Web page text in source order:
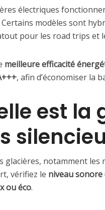
électriques
Certains modèles sont
pour les road trips et
meilleure efficacité
, afin d’économiser la
est la
glacières, notamment
vérifiez le niveau sonore
ou éco.